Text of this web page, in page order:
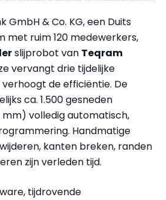
GmbH & Co. KG, een Duits
met ruim 120 medewerkers,
slijprobot van Teqram
vervangt drie tijdelijke
de efficiëntie. De
ca. 1.500 gesneden
mm) volledig automatisch,
Handmatige
kanten breken, randen
zijn verleden tijd.
tijdrovende